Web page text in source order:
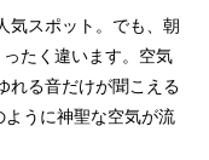
気スポット。でも、朝
たく違います。空気
れる音だけが聞こえる
ように神聖な空気が流